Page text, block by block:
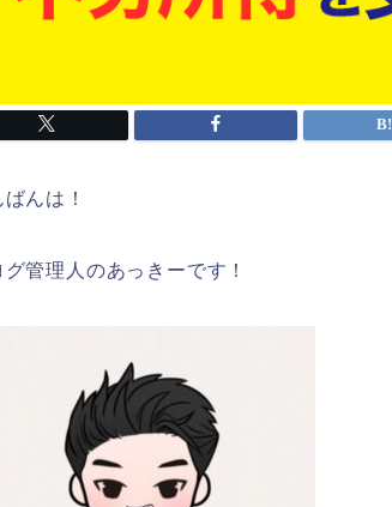
ばんは！
グ管理人のあっきーです！